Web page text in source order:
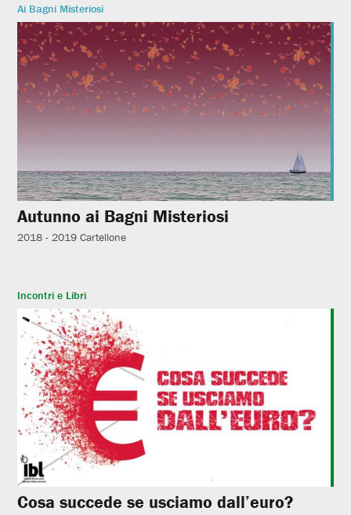
Ai Bagni Misteriosi
Autunno ai Bagni Misteriosi
2018 - 2019 Cartellone
Incontri e Libri
Cosa succede se usciamo dall’euro?